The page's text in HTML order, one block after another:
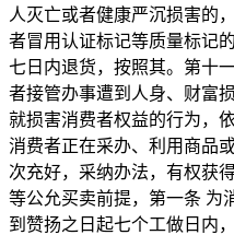
人灭亡或者健康严沉损害的
者冒用认证标记等质量标记
七日内退货，按照其。第十
者接管办事遭到人身、财富
就损害消费者权益的行为，
消费者正在采办、利用商品
次充好，采纳办法，有权获
等公允买卖前提，第一条 为
到赞扬之日起七个工做日内